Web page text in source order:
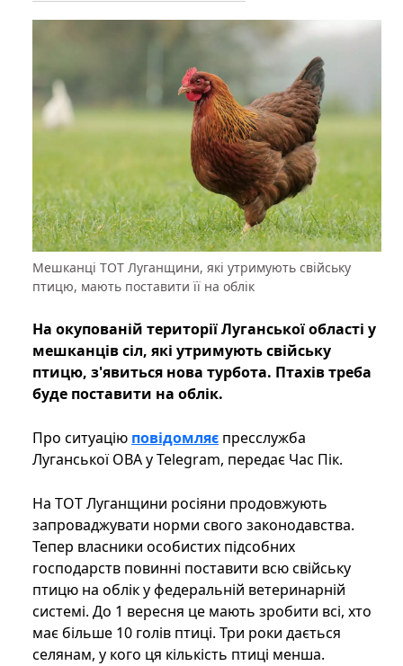
Мешканці ТОТ Луганщини, які утримують свійську
птицю, мають поставити її на облік
На окупованій території Луганської області у
мешканців сіл, які утримують свійську
птицю, з'явиться нова турбота. Птахів треба
буде поставити на облік.
Про ситуацію повідомляє пресслужба
Луганської ОВА у Telegram, передає Час Пік.
На ТОТ Луганщини росіяни продовжують
запроваджувати норми свого законодавства.
Тепер власники особистих підсобних
господарств повинні поставити всю свійську
птицю на облік у федеральній ветеринарній
системі. До 1 вересня це мають зробити всі, хто
має більше 10 голів птиці. Три роки дається
селянам, у кого ця кількість птиці менша.